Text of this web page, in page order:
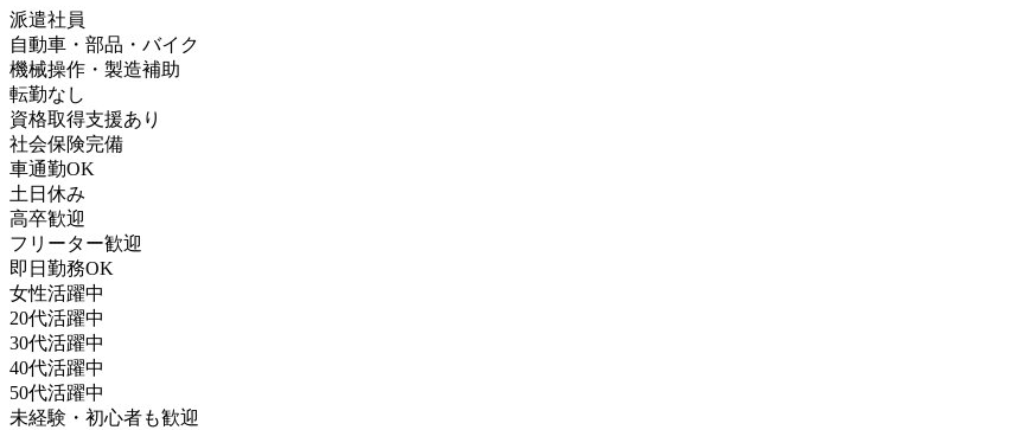
派遣社員
自動車・部品・バイク
機械操作・製造補助
転勤なし
資格取得支援あり
社会保険完備
車通勤OK
土日休み
高卒歓迎
フリーター歓迎
即日勤務OK
女性活躍中
20代活躍中
30代活躍中
40代活躍中
50代活躍中
未経験・初心者も歓迎